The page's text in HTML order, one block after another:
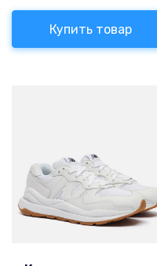
Купить товар